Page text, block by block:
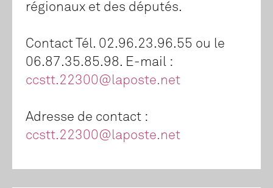
régionaux et des députés.
Contact Tél. 02.96.23.96.55 ou le
06.87.35.85.98. E-mail :
ccstt.22300@laposte.net
Adresse de contact :
ccstt.22300@laposte.net